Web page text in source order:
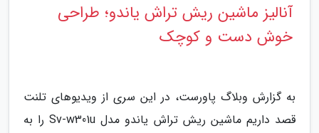
آنالیز ماشین ریش تراش یاندو؛ طراحی
خوش دست و کوچک
به گزارش وبلاگ پاورست، در این سری از ویدیوهای تلنت
قصد داریم ماشین ریش تراش یاندو مدل Sv-w301u را به